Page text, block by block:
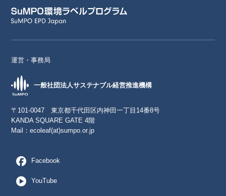
運営・事務局
一般社団法人サステナブル経営推進機構
〒101-0047 東京都千代田区内神田一丁目14番8号
KANDA SQUARE GATE 4階
Mail：ecoleaf(at)sumpo.or.jp
Facebook
YouTube